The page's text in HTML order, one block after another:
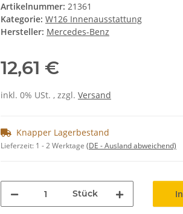
Artikelnummer: 21361
Kategorie: W126 Innenausstattung
Hersteller: Mercedes-Benz
12,61 €
inkl. 0% USt. , zzgl. Versand
Knapper Lagerbestand
Lieferzeit: 1 - 2 Werktage (DE - Ausland abweichend)
Stück